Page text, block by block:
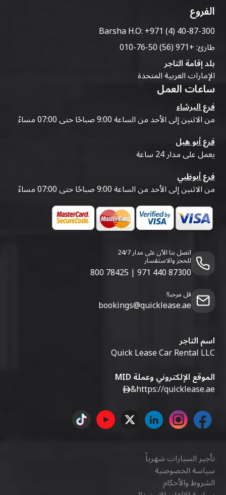
الفروع
Barsha H.O:+971 (4) 40-87-300
طارئ:+971 (56) 50-76-010
بلد إقامة التاجر
الإمارات العربية المتحدة
ساعات العمل
فرع البرشاء
من الاثنين إلى الأحد من الساعة 9:00 صباحًا حتى 07:00 مساءً
فرع أبو هيل
يعمل على مدار 24 ساعة
فرع أبوظبي
من الاثنين إلى الأحد من الساعة 9:00 صباحًا حتى 07:00 مساءً
اتصل بنا الآن على مدار 24/7
للحجز والاستفسار
800 78425 | 971 440 87300
قل مرحبا!
bookings@quicklease.ae
اسم التاجر
Quick Lease Car Rental LLC
الموقع الإلكتروني وعملة MID
https://quicklease.ae
&
تأجير السيارات شهرياً
سياسة الخصوصية
الشروط والأحكام